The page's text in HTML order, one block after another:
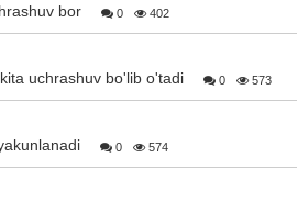
bor 0 402
uchrashuv bo'lib o'tadi 0 573
0 574